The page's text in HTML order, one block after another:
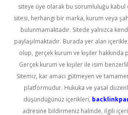
siteye üye olarak bu sorumluluğu kabul
sitesi, herhangi bir marka, kurum veya
bulunmamaktadır. Sitede yalnızca
paylaşılmaktadır. Burada yer alan
olup, gerçek kurum ve kişiler hakkında
Gerçek kurum ve kişiler ile isim
Sitemiz, kar amacı gütmeyen ve
platformudur. Hukuka ve yasal
düşündüğünüz içerikleri,
adresine bildirmeniz halinde, ilgili